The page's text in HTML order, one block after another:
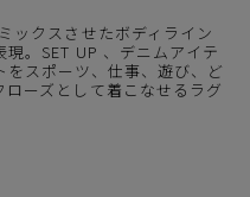
ックスさせたボディライン
。SET UP 、デニムアイテ
スポーツ、仕事、遊び、ど
ーズとして着こなせるラグ